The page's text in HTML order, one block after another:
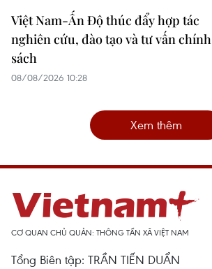
Việt Nam-Ấn Độ thúc đẩy hợp tác
nghiên cứu, đào tạo và tư vấn chính
sách
08/08/2026 10:28
Xem thêm
CƠ QUAN CHỦ QUẢN: THÔNG TẤN XÃ VIỆT NAM
Tổng Biên tập: TRẦN TIẾN DUẨN